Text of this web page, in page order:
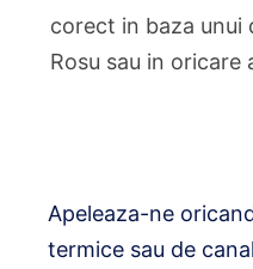
corect in baza unui
Rosu sau in oricare
Apeleaza-ne
termice sau de